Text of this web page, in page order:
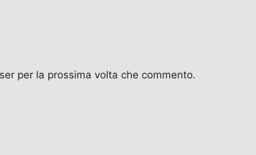
per la prossima volta che commento.